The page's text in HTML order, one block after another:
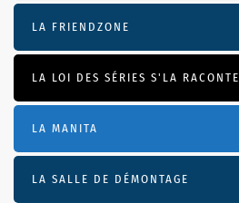
LA FRIENDZONE
LA LOI DES SÉRIES S'LA RACONTE
LA MANITA
LA SALLE DE DÉMONTAGE